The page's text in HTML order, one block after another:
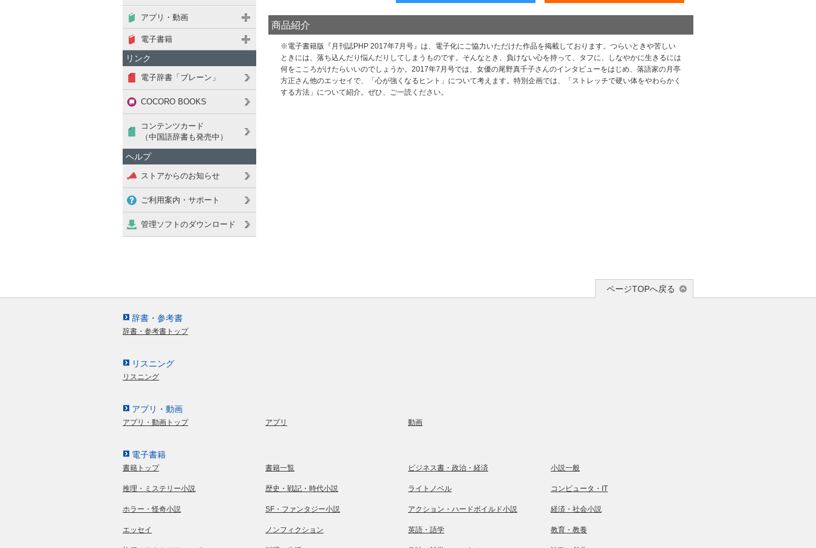
商品紹介
※電子書籍版『月刊誌PHP 2017年7月号』は、電子化にご協力いただけた作品を掲載しております。つらいときや苦しい
ときには、落ち込んだり悩んだりしてしまうものです。そんなとき、負けない心を持って、タフに、しなやかに生きるには
何をこころがけたらいいのでしょうか。2017年7月号では、女優の尾野真千子さんのインタビューをはじめ、落語家の月亭
方正さん他のエッセイで、「心が強くなるヒント」について考えます。特別企画では、「ストレッチで硬い体をやわらかく
する方法」について紹介。ぜひ、ご一読ください。
アプリ・動画
電子書籍
リンク
電子辞書「ブレーン」
COCORO BOOKS
コンテンツカード
（中国語辞書も発売中）
ヘルプ
ストアからのお知らせ
ご利用案内・サポート
管理ソフトのダウンロード
辞書・参考書
辞書・参考書トップ
リスニング
リスニング
アプリ・動画
アプリ・動画トップ アプリ 動画
電子書籍
書籍トップ 書籍一覧 ビジネス書・政治・経済 小説一般
推理・ミステリー小説 歴史・戦記・時代小説 ライトノベル コンピュータ・IT
ホラー・怪奇小説 SF・ファンタジー小説 アクション・ハードボイルド小説 経済・社会小説
エッセイ ノンフィクション 英語・語学 教育・教養
ページTOPへ戻る